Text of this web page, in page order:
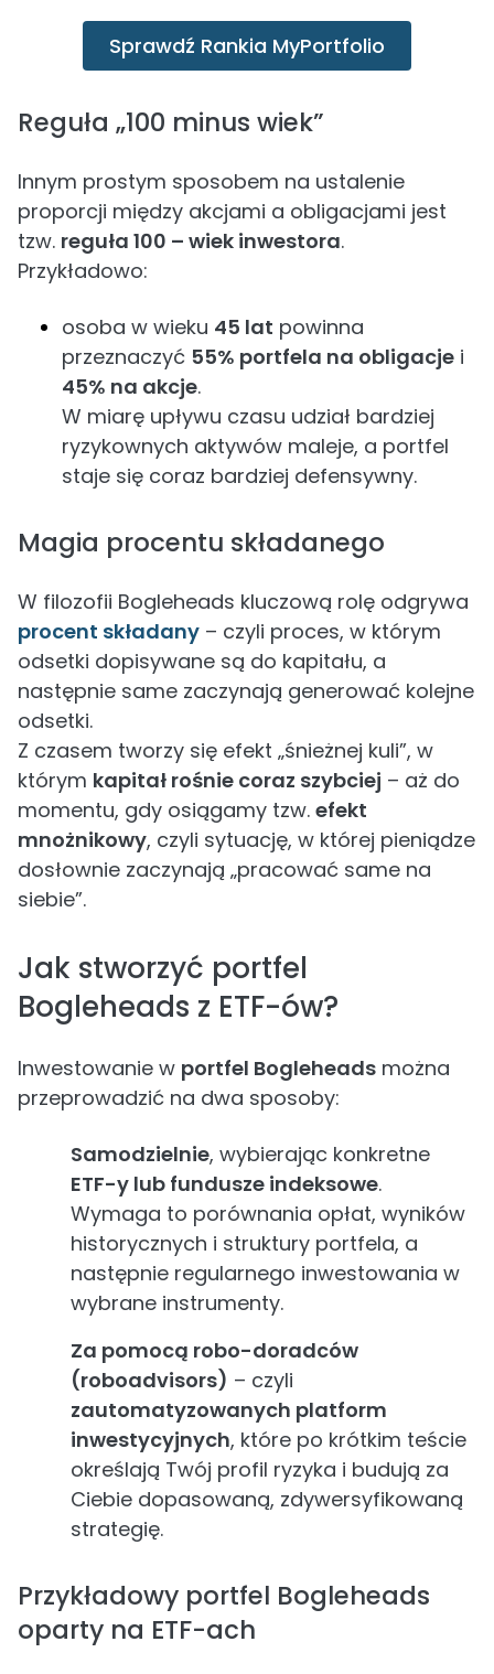
Sprawdź Rankia MyPortfolio
Reguła „100 minus wiek”
Innym prostym sposobem na ustalenie
proporcji między akcjami a obligacjami jest
tzw. reguła 100 – wiek inwestora.
Przykładowo:
osoba w wieku 45 lat powinna
przeznaczyć 55% portfela na obligacje i
45% na akcje.
W miarę upływu czasu udział bardziej
ryzykownych aktywów maleje, a portfel
staje się coraz bardziej defensywny.
Magia procentu składanego
W filozofii Bogleheads kluczową rolę odgrywa
procent składany – czyli proces, w którym
odsetki dopisywane są do kapitału, a
następnie same zaczynają generować kolejne
odsetki.
Z czasem tworzy się efekt „śnieżnej kuli”, w
którym kapitał rośnie coraz szybciej – aż do
momentu, gdy osiągamy tzw. efekt
mnożnikowy, czyli sytuację, w której pieniądze
dosłownie zaczynają „pracować same na
siebie”.
Jak stworzyć portfel
Bogleheads z ETF-ów?
Inwestowanie w portfel Bogleheads można
przeprowadzić na dwa sposoby:
Samodzielnie, wybierając konkretne
ETF-y lub fundusze indeksowe.
Wymaga to porównania opłat, wyników
historycznych i struktury portfela, a
następnie regularnego inwestowania w
wybrane instrumenty.
Za pomocą robo-doradców
(roboadvisors) – czyli
zautomatyzowanych platform
inwestycyjnych, które po krótkim teście
określają Twój profil ryzyka i budują za
Ciebie dopasowaną, zdywersyfikowaną
strategię.
Przykładowy portfel Bogleheads
oparty na ETF-ach